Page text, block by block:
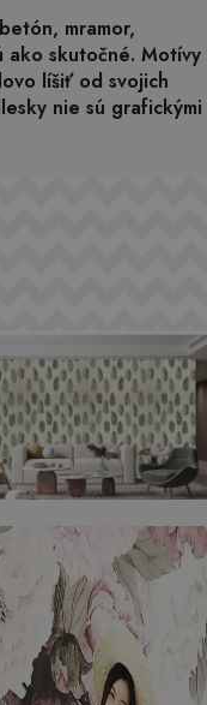
mramor,
ako skutočné. Motívy
líšiť od svojich
nie sú grafickými